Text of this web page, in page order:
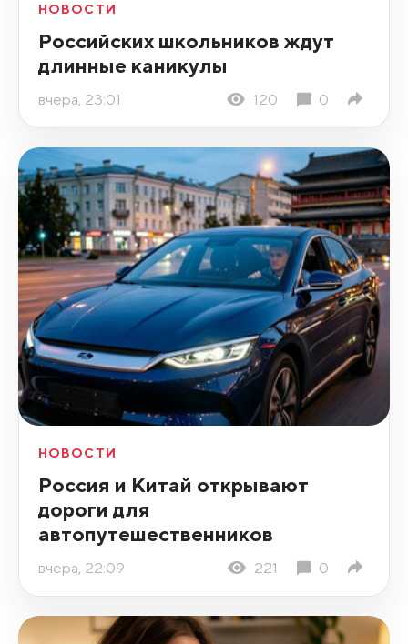
НОВОСТИ
Российских школьников ждут
длинные каникулы
вчера, 23:01 120 0
НОВОСТИ
Россия и Китай открывают
дороги для
автопутешественников
вчера, 22:09 221 0